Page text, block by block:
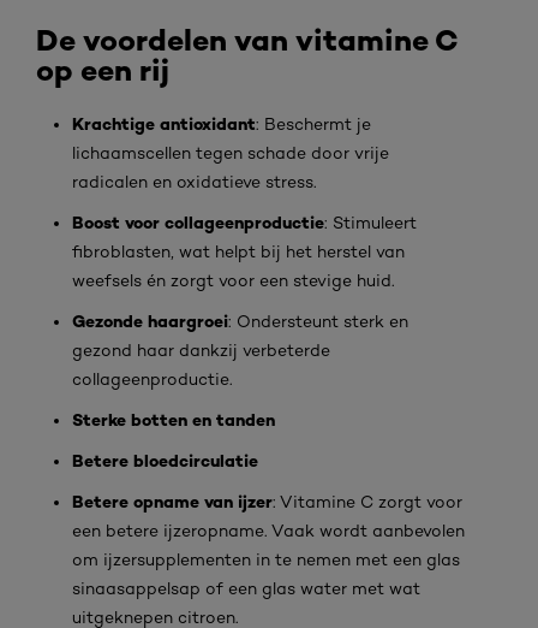
De voordelen van vitamine C
op een rij
Krachtige antioxidant: Beschermt je
lichaamscellen tegen schade door vrije
radicalen en oxidatieve stress.
Boost voor collageenproductie: Stimuleert
fibroblasten, wat helpt bij het herstel van
weefsels én zorgt voor een stevige huid.
Gezonde haargroei: Ondersteunt sterk en
gezond haar dankzij verbeterde
collageenproductie.
Sterke botten en tanden
Betere bloedcirculatie
Betere opname van ijzer: Vitamine C zorgt voor
een betere ijzeropname. Vaak wordt aanbevolen
om ijzersupplementen in te nemen met een glas
sinaasappelsap of een glas water met wat
uitgeknepen citroen.